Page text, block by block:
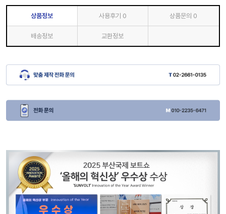
상품정보 사용후기 0 상품문의 0
배송정보 교환정보